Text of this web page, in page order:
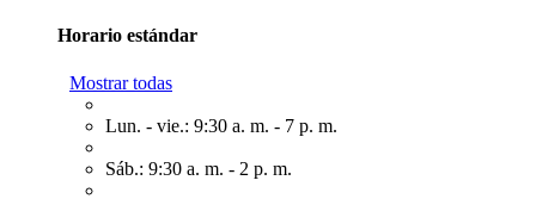
Horario estándar
Mostrar todas
Lun. - vie.: 9:30 a. m. - 7 p. m.
Sáb.: 9:30 a. m. - 2 p. m.